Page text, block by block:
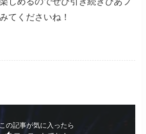
てくださいね！
この記事が気に入ったら